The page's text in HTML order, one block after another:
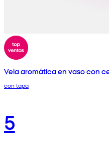
Vela aromática en vaso con
con tapa
5